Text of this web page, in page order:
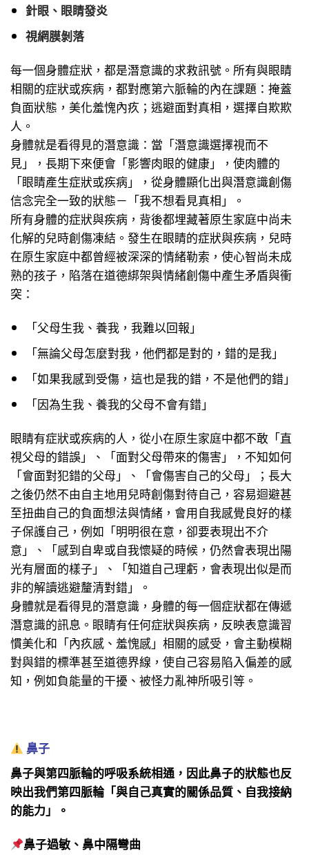
針眼、眼睛發炎
視網膜剝落
每一個身體症狀，都是潛意識的求救訊號。所有與眼睛
相關的症狀或疾病，都對應第六脈輪的內在課題：掩蓋
負面狀態，美化羞愧內疚；逃避面對真相，選擇自欺欺
人。
身體就是看得見的潛意識：當「潛意識選擇視而不
見」，長期下來便會「影響肉眼的健康」，使肉體的
「眼睛產生症狀或疾病」，從身體顯化出與潛意識創傷
信念完全一致的狀態－「我不想看見真相」。
所有身體的症狀與疾病，背後都埋藏著原生家庭中尚未
化解的兒時創傷凍結。發生在眼睛的症狀與疾病，兒時
在原生家庭中都曾經被深深的情緒勒索，使心智尚未成
熟的孩子，陷落在道德綁架與情緒創傷中產生矛盾與衝
突：
「父母生我、養我，我難以回報」
「無論父母怎麼對我，他們都是對的，錯的是我」
「如果我感到受傷，這也是我的錯，不是他們的錯」
「因為生我、養我的父母不會有錯」
眼睛有症狀或疾病的人，從小在原生家庭中都不敢「直
視父母的錯誤」、「面對父母帶來的傷害」，不知如何
「會面對犯錯的父母」、「會傷害自己的父母」；長大
之後仍然不由自主地用兒時創傷對待自己，容易迴避甚
至扭曲自己的負面想法與情緒，會用自我感覺良好的樣
子保護自己，例如「明明很在意，卻要表現出不介
意」、「感到自卑或自我懷疑的時候，仍然會表現出陽
光有層面的樣子」、「知道自己理虧，會表現出似是而
非的解讀逃避釐清對錯」。
身體就是看得見的潛意識，身體的每一個症狀都在傳遞
潛意識的訊息。眼睛有任何症狀與疾病，反映表意識習
慣美化和「內疚感、羞愧感」相關的感受，會主動模糊
對與錯的標準甚至道德界線，使自己容易陷入偏差的感
知，例如負能量的干擾、被怪力亂神所吸引等。
鼻子
鼻子與第四脈輪的呼吸系統相通，因此鼻子的狀態也反
映出我們第四脈輪「與自己真實的關係品質、自我接納
的能力」。
鼻子過敏、鼻中隔彎曲